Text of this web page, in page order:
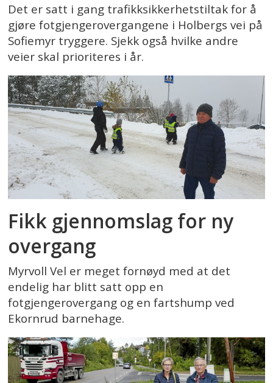
Det er satt i gang trafikksikkerhetstiltak for å
gjøre fotgjengerovergangene i Holbergs vei på
Sofiemyr tryggere. Sjekk også hvilke andre
veier skal prioriteres i år.
Fikk gjennomslag for ny
overgang
Myrvoll Vel er meget fornøyd med at det
endelig har blitt satt opp en
fotgjengerovergang og en fartshump ved
Ekornrud barnehage.